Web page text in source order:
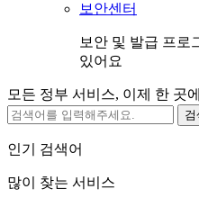
보안센터
보안 및 발급 프로
있어요
모든 정부 서비스, 이제 한 곳
검
인기 검색어
많이 찾는 서비스